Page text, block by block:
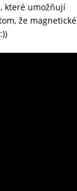
které umožňují
že magnetické
:))